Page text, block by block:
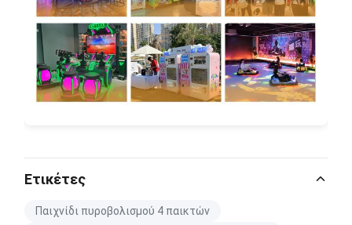
Ετικέτες
Παιχνίδι πυροβολισμού 4 παικτών